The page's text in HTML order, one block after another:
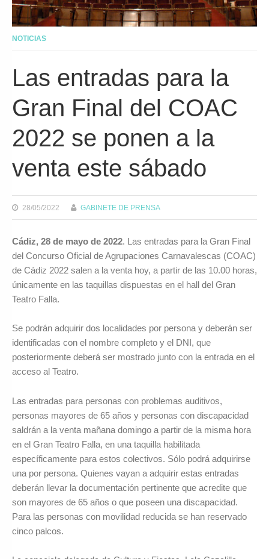
NOTICIAS
Las entradas para la
Gran Final del COAC
2022 se ponen a la
venta este sábado
28/05/2022 GABINETE DE PRENSA
Cádiz, 28 de mayo de 2022. Las entradas para la Gran Final
del Concurso Oficial de Agrupaciones Carnavalescas (COAC)
de Cádiz 2022 salen a la venta hoy, a partir de las 10.00 horas,
únicamente en las taquillas dispuestas en el hall del Gran
Teatro Falla.
Se podrán adquirir dos localidades por persona y deberán ser
identificadas con el nombre completo y el DNI, que
posteriormente deberá ser mostrado junto con la entrada en el
acceso al Teatro.
Las entradas para personas con problemas auditivos,
personas mayores de 65 años y personas con discapacidad
saldrán a la venta mañana domingo a partir de la misma hora
en el Gran Teatro Falla, en una taquilla habilitada
específicamente para estos colectivos. Sólo podrá adquirirse
una por persona. Quienes vayan a adquirir estas entradas
deberán llevar la documentación pertinente que acredite que
son mayores de 65 años o que poseen una discapacidad.
Para las personas con movilidad reducida se han reservado
cinco palcos.